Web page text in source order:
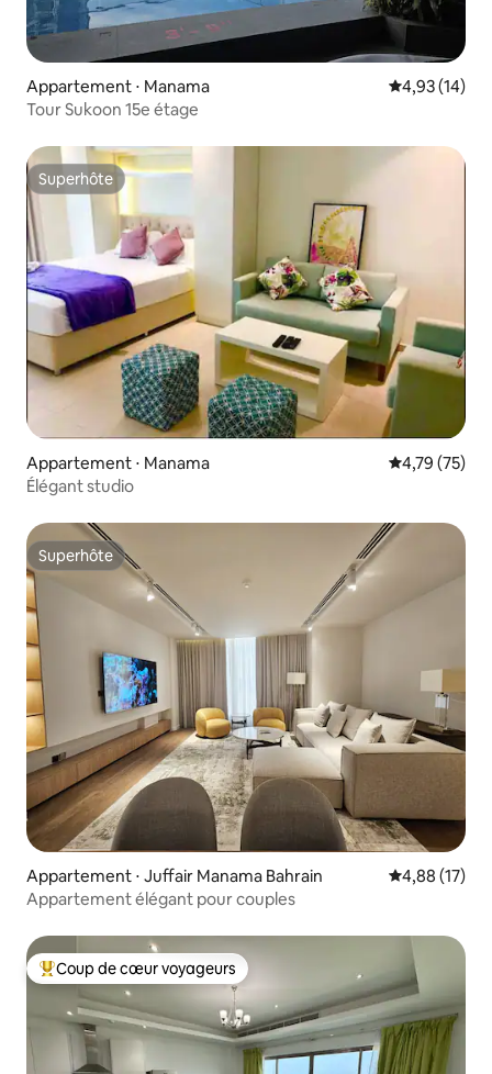
Appartement ⋅ Manama Évaluation
4,93 (14)
Tour Sukoon 15e étage
Superhôte
Superhôte
Appartement ⋅ Manama Évaluation
4,79 (75)
Élégant studio
Superhôte
Superhôte
Appartement ⋅ Juffair Manama Bahrain Évaluation
4,88 (17)
Appartement élégant pour couples
Coups de cœur voyageurs les plus appréciés
Coup de cœur voyageurs